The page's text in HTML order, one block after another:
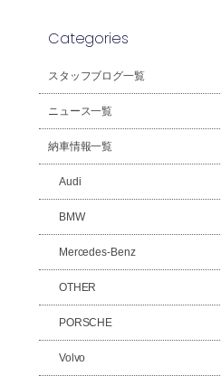
Categories
スタッフブログ一覧
ニュース一覧
納車情報一覧
Audi
BMW
Mercedes-Benz
OTHER
PORSCHE
Volvo